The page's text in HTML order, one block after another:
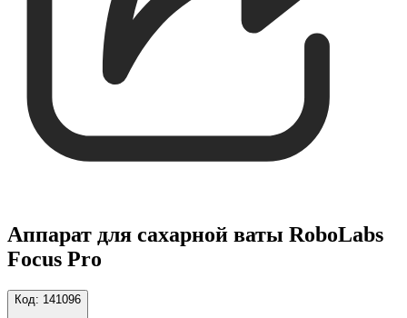
Аппарат для сахарной ваты RoboLabs
Focus Pro
Код: 141096